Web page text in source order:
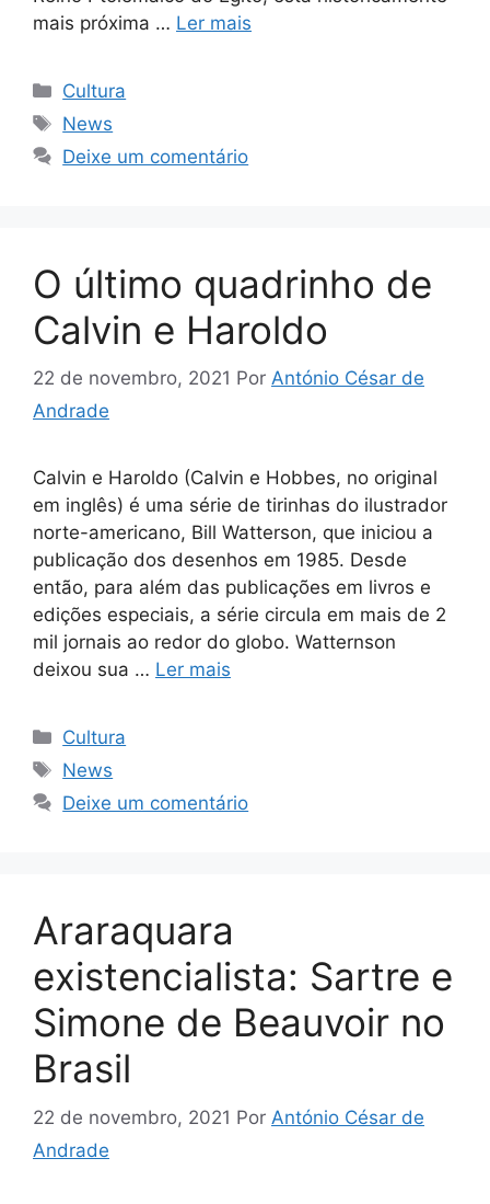
mais próxima … Ler mais
Categorias
Cultura
Tags
News
Deixe um comentário
O último quadrinho de
Calvin e Haroldo
22 de novembro, 2021 Por António César de
Andrade
Calvin e Haroldo (Calvin e Hobbes, no original
em inglês) é uma série de tirinhas do ilustrador
norte-americano, Bill Watterson, que iniciou a
publicação dos desenhos em 1985. Desde
então, para além das publicações em livros e
edições especiais, a série circula em mais de 2
mil jornais ao redor do globo. Watternson
deixou sua … Ler mais
Categorias
Cultura
Tags
News
Deixe um comentário
Araraquara
existencialista: Sartre e
Simone de Beauvoir no
Brasil
22 de novembro, 2021 Por António César de
Andrade